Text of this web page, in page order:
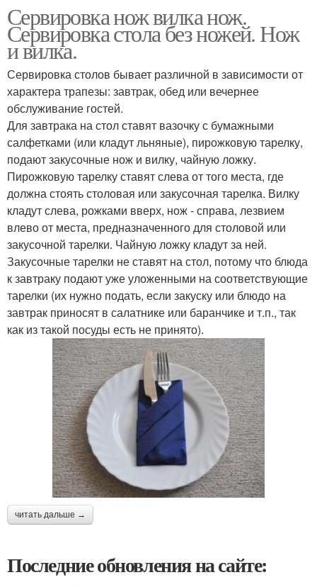
Сервировка нож вилка нож.
Сервировка стола без ножей. Нож
и вилка.
Сервировка столов бывает различной в зависимости от
характера трапезы: завтрак, обед или вечернее
обслуживание гостей.
Для завтрака на стол ставят вазочку с бумажными
салфетками (или кладут льняные), пирожковую тарелку,
подают закусочные нож и вилку, чайную ложку.
Пирожковую тарелку ставят слева от того места, где
должна стоять столовая или закусочная тарелка. Вилку
кладут слева, рожками вверх, нож - справа, лезвием
влево от места, предназначенного для столовой или
закусочной тарелки. Чайную ложку кладут за ней.
Закусочные тарелки не ставят на стол, потому что блюда
к завтраку подают уже уложенными на соответствующие
тарелки (их нужно подать, если закуску или блюдо на
завтрак приносят в салатнике или баранчике и т.п., так
как из такой посуды есть не принято).
читать дальше →
Последние обновления на сайте: